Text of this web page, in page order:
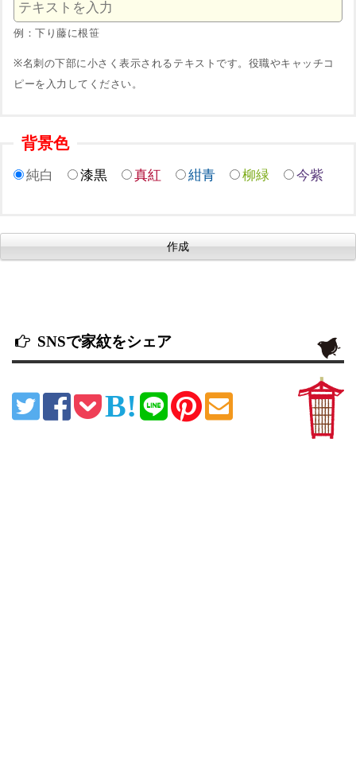
例：下り藤に根笹
※名刺の下部に小さく表示されるテキストです。役職やキャッチコ
ピーを入力してください。
背景色
純白 漆黒 真紅 紺青 柳緑 今紫
SNSで家紋をシェア